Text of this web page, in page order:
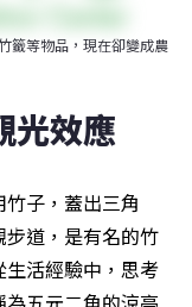
籤等物品，現在卻變成農
光效應
子，蓋出三角
道，是有名的竹
活經驗中，思考